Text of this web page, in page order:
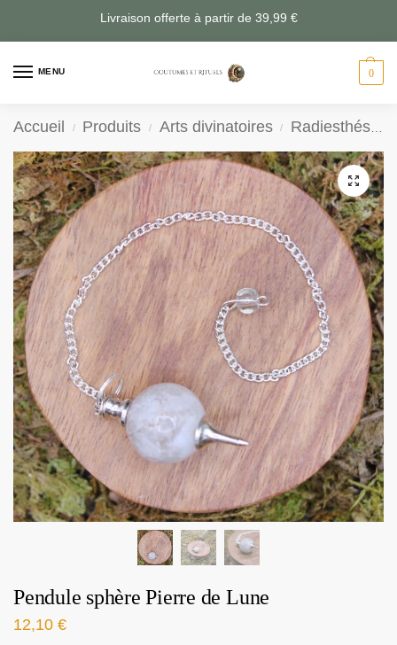
Livraison offerte à partir de 39,99 €
MENU 0
Accueil / Produits / Arts divinatoires / Radiesthésie
Pendule sphère Pierre de Lune
12,10 €